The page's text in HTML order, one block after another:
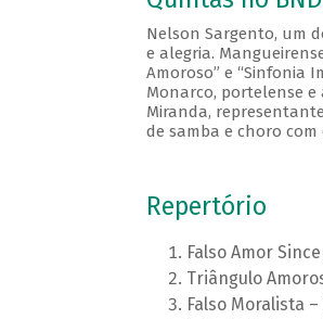
Nelson Sargento, um
e alegria.
Amoroso” e “Sinfonia
Monarco, portelense e
Miranda,
de samba e choro
Repertório
Falso Amor
Triângulo
Falso Moralista